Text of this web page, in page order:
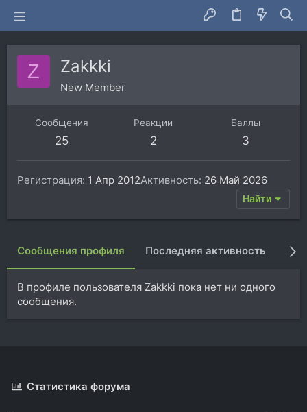
Z Zakkki
New Member
Сообщения
25
Реакции
2
Баллы
3
Регистрация 1 Апр 2012Активность 26 Май 2026
Найти
Сообщения профиля Последняя активность
В профиле пользователя Zakkki пока нет ни одного
сообщения.
Статистика форума